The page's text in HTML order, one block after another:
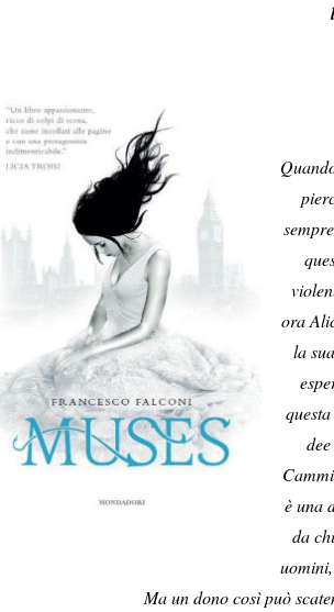
ora
la
è una
da
Ma un dono così può